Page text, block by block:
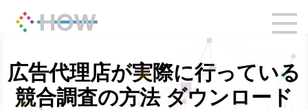
広告代理店が実際に行っている
競合調査の方法 ダウンロード